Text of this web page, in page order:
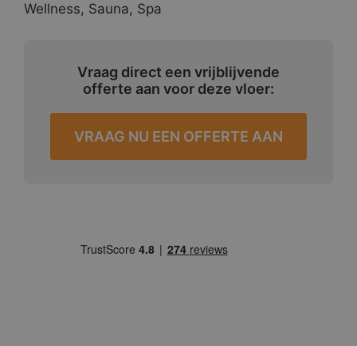
Wellness, Sauna, Spa
Vraag direct een vrijblijvende
offerte aan voor deze vloer:
VRAAG NU EEN OFFERTE AAN